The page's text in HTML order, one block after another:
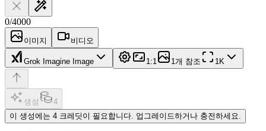
0/4000
이미지 비디오
Grok Imagine Image 1:1 1개 참조 1K
생성
4
이 생성에는 4 크레딧이 필요합니다. 업그레이드하거나 충전하세요.